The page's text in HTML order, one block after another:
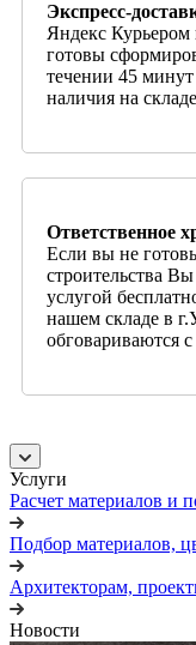
Экспресс-
Яндекс Курьером
готовы
течении 45
наличия на
Ответственное
Если вы не
строительства
услугой
нашем складе в
обговариваются
Услуги
Расчет материалов и
Подбор материалов,
Архитекторам,
Новости